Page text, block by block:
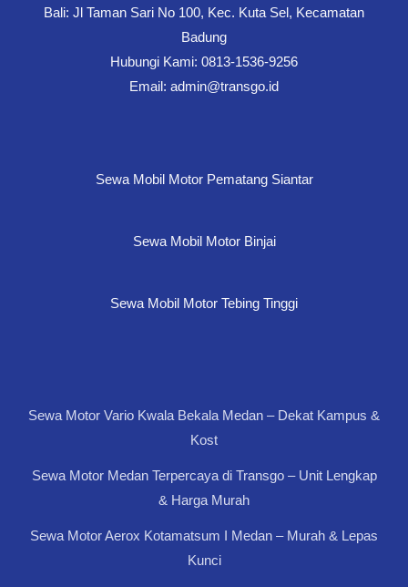
Bali: Jl Taman Sari No 100, Kec. Kuta Sel, Kecamatan
Badung
Hubungi Kami: 0813-1536-9256
Email: admin@transgo.id
Sewa Mobil Motor Pematang Siantar
Sewa Mobil Motor Binjai
Sewa Mobil Motor Tebing Tinggi
Sewa Motor Vario Kwala Bekala Medan – Dekat Kampus &
Kost
Sewa Motor Medan Terpercaya di Transgo – Unit Lengkap
& Harga Murah
Sewa Motor Aerox Kotamatsum I Medan – Murah & Lepas
Kunci